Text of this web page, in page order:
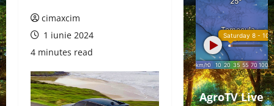
cimaxcim
1 iunie 2024
4 minutes read
AgroTV Live